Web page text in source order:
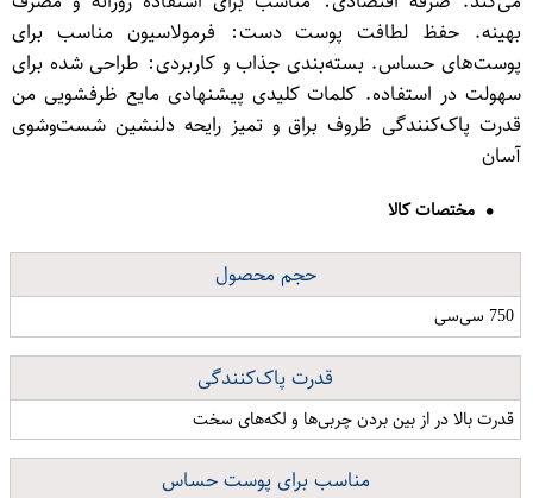
بهینه. حفظ لطافت پوست دست: فرمولاسیون مناسب برای
پوست‌های حساس. بسته‌بندی جذاب و کاربردی: طراحی شده برای
سهولت در استفاده. کلمات کلیدی پیشنهادی مایع ظرفشویی من
قدرت پاک‌کنندگی ظروف براق و تمیز رایحه دلنشین شست‌وشوی
آسان
مختصات کالا
حجم محصول
750 سی‌سی
قدرت پاک‌کنندگی
قدرت بالا در از بین بردن چربی‌ها و لکه‌های سخت
مناسب برای پوست حساس